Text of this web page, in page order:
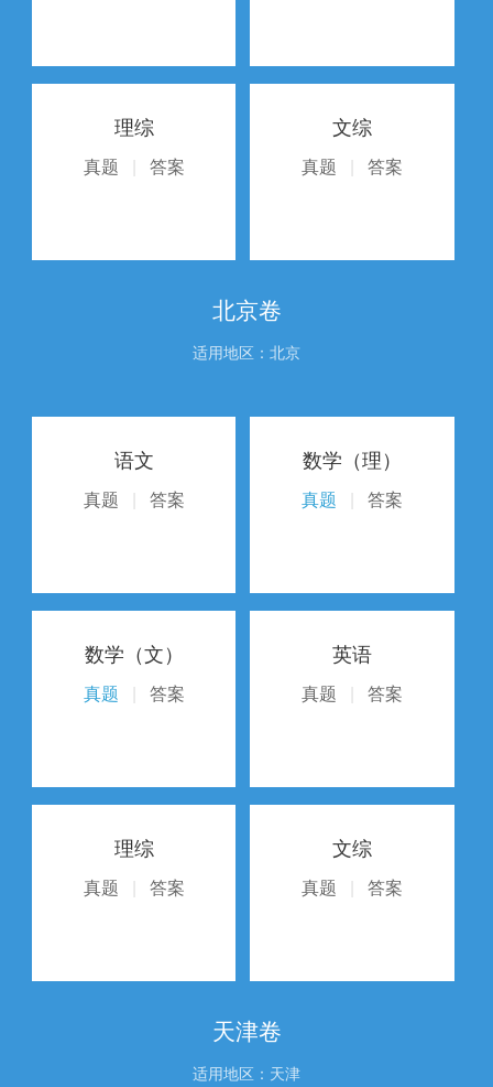
理综
真题 答案
文综
真题 答案
北京卷
适用地区：北京
语文
真题 答案
数学（理）
真题 答案
数学（文）
真题 答案
英语
真题 答案
理综
真题 答案
文综
真题 答案
天津卷
适用地区：天津